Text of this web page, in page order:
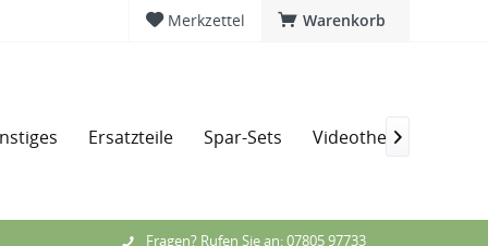
Warenkorb
Merkzettel
Ersatzteile Spar-Sets Videothek
Fragen? Rufen Sie an: 07805 97733